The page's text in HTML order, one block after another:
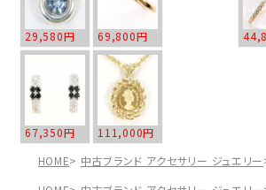
29,580円 69,800円
67,350円
111,000円
HOME
中古ブランド アクセサリー ジュエリー